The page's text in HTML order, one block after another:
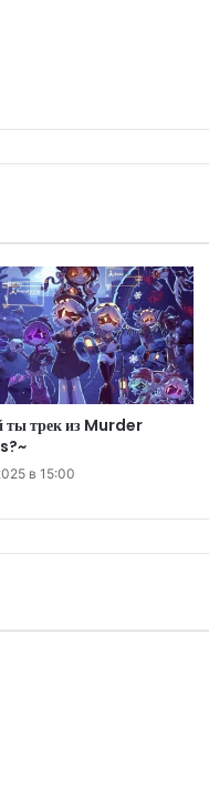
ты трек из Murder
в 15:00